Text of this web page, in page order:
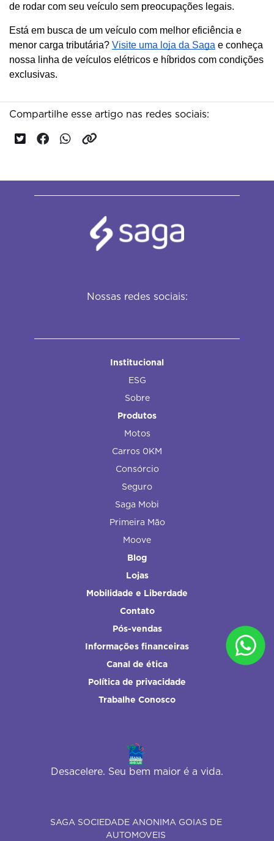
de rodar com seu veículo sem preocupações legais.
Está em busca de um veículo com melhor eficiência e
menor carga tributária? Visite uma loja da Saga e conheça
nossa linha de veículos elétricos e híbridos com condições
exclusivas.
Compartilhe esse artigo nas redes sociais:
Nossas redes sociais:
Institucional
ESG
Sobre
Produtos
Motos
Carros 0KM
Consórcio
Seguro
Saga Mobi
Primeira Mão
Moove
Blog
Lojas
Mobilidade e Liberdade
Contato
Pós-vendas
Informações financeiras
Canal de ética
Política de privacidade
Trabalhe Conosco
Desacelere. Seu bem maior é a vida.
SAGA SOCIEDADE ANONIMA GOIAS DE
AUTOMOVEIS